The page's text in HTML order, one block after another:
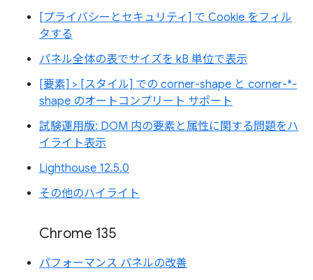
[プライバシーとセキュリティ] で Cookie をフィル
タする
パネル全体の表でサイズを kB 単位で表示
[要素] > [スタイル] での corner-shape と corner-*-
shape のオートコンプリート サポート
試験運用版: DOM 内の要素と属性に関する問題をハ
イライト表示
Lighthouse 12.5.0
その他のハイライト
Chrome 135
パフォーマンス パネルの改善